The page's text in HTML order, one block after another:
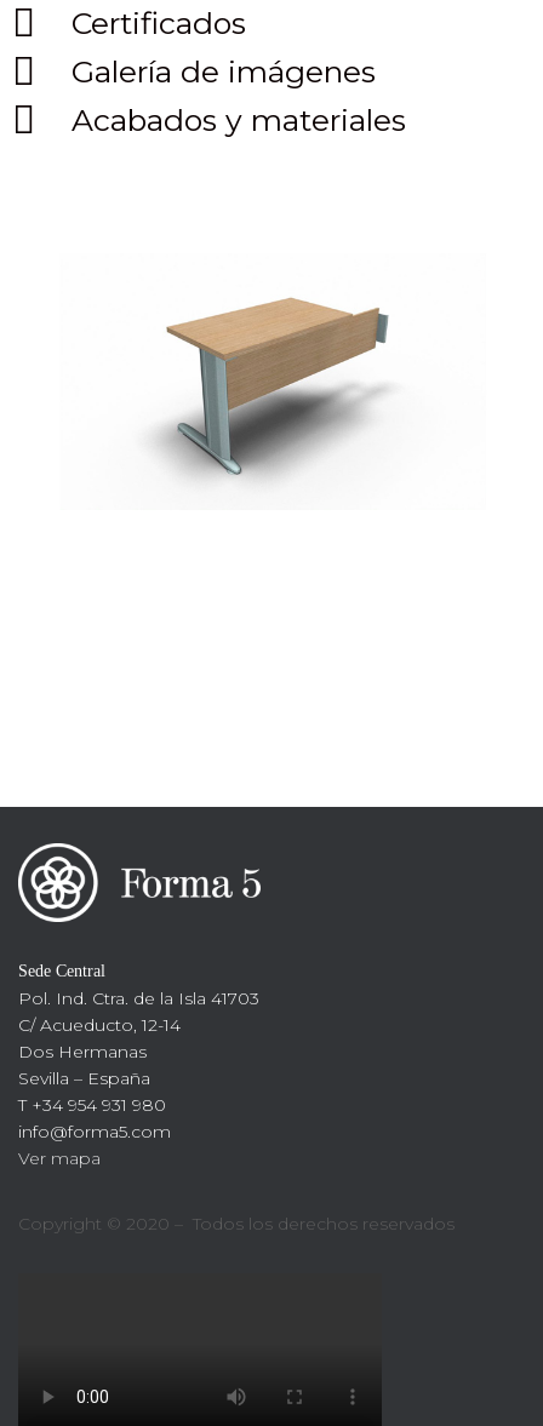
Certificados
Galería de imágenes
Acabados y materiales
Sede Central
Pol. Ind. Ctra. de la Isla 41703
C/ Acueducto, 12-14
Dos Hermanas
Sevilla – España
T +34 954 931 980
info@forma5.com
Ver mapa
Copyright © 2020 – Todos los derechos reservados